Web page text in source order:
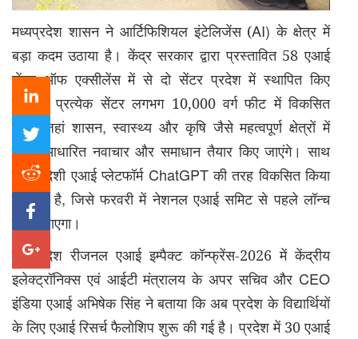
मध्यप्रदेश शासन ने आर्टिफिशियल इंटेलिजेंस (AI)के क्षेत्र में
बड़ा कदम उठाया है। केंद्र सरकार द्वारा प्रस्तावित 58 एआई
सेंटर ऑफ एक्सीलेंस में से दो सेंटर प्रदेश में स्थापित किए
जाएंगे। प्रत्येक सेंटर लगभग 10,000 वर्ग फीट में विकसित
होगा, जहां शासन,स्वास्थ्य और कृषि जैसे महत्वपूर्ण क्षेत्रों में
एआई आधारित नवाचार और समाधान तैयार किए जाएंगे। साथ
ही,स्वदेशी एआई प्लेटफॉर्म ChatGPTकी तरह विकसित किया
जा रहा है,जिसे फरवरी में नेशनल एआई समिट से पहले लॉन्च
किया जाएगा।
मध्यप्रदेश रीजनल एआई इम्पैक्ट कॉन्फ्रेंस-2026 में केंद्रीय
इलेक्ट्रॉनिक्स एवं आईटी मंत्रालय के अपर सचिव और CEO
इंडिया एआई अभिषेक सिंह ने बताया कि अब प्रदेश के विद्यार्थियों
के लिए एआई रिसर्च फैलोशिप शुरू की गई है। प्रदेश में 30 एआई